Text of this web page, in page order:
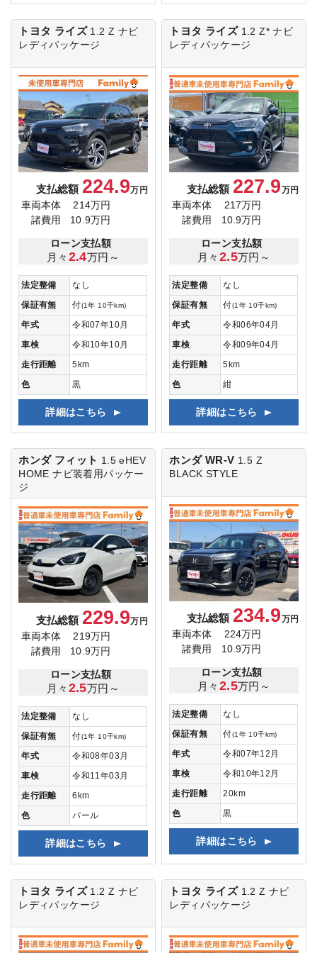
トヨタ ライズ 1.2 Z ナビ
レディパッケージ
支払総額 224.9万円
車両本体
214万円
諸費用
10.9万円
ローン支払額
月々 2.4万円～
法定整備
なし
保証有無
付(1年 10千km)
年式
令和07年10月
車検
令和10年10月
走行距離
5km
色
黒
詳細はこちら
トヨタ ライズ 1.2 Z* ナビ
レディパッケージ
支払総額 227.9万円
車両本体
217万円
諸費用
10.9万円
ローン支払額
月々 2.5万円～
法定整備
なし
保証有無
付(1年 10千km)
年式
令和06年04月
車検
令和09年04月
走行距離
5km
色
紺
詳細はこちら
ホンダ フィット 1.5 eHEV
HOME ナビ装着用パッケー
ジ
支払総額 229.9万円
車両本体
219万円
諸費用
10.9万円
ローン支払額
月々 2.5万円～
法定整備
なし
保証有無
付(1年 10千km)
年式
令和08年03月
車検
令和11年03月
走行距離
6km
色
パール
詳細はこちら
ホンダ WR-V 1.5 Z
BLACK STYLE
支払総額 234.9万円
車両本体
224万円
諸費用
10.9万円
ローン支払額
月々 2.5万円～
法定整備
なし
保証有無
付(1年 10千km)
年式
令和07年12月
車検
令和10年12月
走行距離
20km
色
黒
詳細はこちら
トヨタ ライズ 1.2 Z ナビ
レディパッケージ
トヨタ ライズ 1.2 Z ナビ
レディパッケージ